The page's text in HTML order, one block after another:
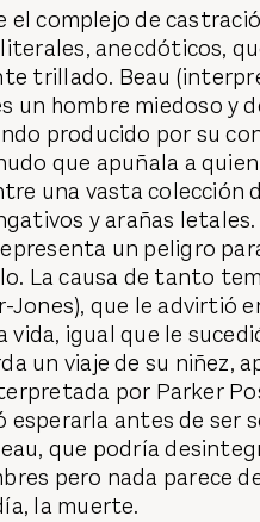
el complejo de
anecdóticos,
trillado. Beau
un hombre miedoso y
producido por su
que apuñala a
una vasta colección
y arañas
un peligro
La causa de tanto
que le advirtió
igual que le
un viaje de su niñez,
por Parker
antes de ser
que podría
pero nada parece
la muerte.